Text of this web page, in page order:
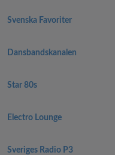
Svenska Favoriter
Dansbandskanalen
Star 80s
Electro Lounge
Sveriges Radio P3